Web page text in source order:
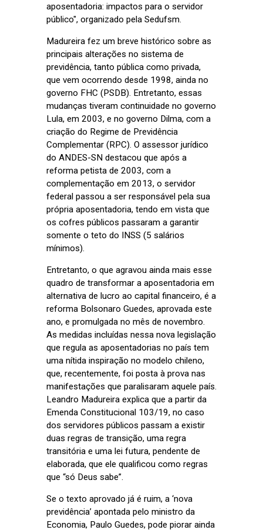
aposentadoria: impactos para o servidor
público", organizado pela Sedufsm.
Madureira fez um breve histórico sobre as
principais alterações no sistema de
previdência, tanto pública como privada,
que vem ocorrendo desde 1998, ainda no
governo FHC (PSDB). Entretanto, essas
mudanças tiveram continuidade no governo
Lula, em 2003, e no governo Dilma, com a
criação do Regime de Previdência
Complementar (RPC). O assessor jurídico
do ANDES-SN destacou que após a
reforma petista de 2003, com a
complementação em 2013, o servidor
federal passou a ser responsável pela sua
própria aposentadoria, tendo em vista que
os cofres públicos passaram a garantir
somente o teto do INSS (5 salários
mínimos).
Entretanto, o que agravou ainda mais esse
quadro de transformar a aposentadoria em
alternativa de lucro ao capital financeiro, é a
reforma Bolsonaro Guedes, aprovada este
ano, e promulgada no mês de novembro.
As medidas incluídas nessa nova legislação
que regula as aposentadorias no país tem
uma nítida inspiração no modelo chileno,
que, recentemente, foi posta à prova nas
manifestações que paralisaram aquele país.
Leandro Madureira explica que a partir da
Emenda Constitucional 103/19, no caso
dos servidores públicos passam a existir
duas regras de transição, uma regra
transitória e uma lei futura, pendente de
elaborada, que ele qualificou como regras
que “só Deus sabe”.
Se o texto aprovado já é ruim, a ‘nova
previdência’ apontada pelo ministro da
Economia, Paulo Guedes, pode piorar ainda